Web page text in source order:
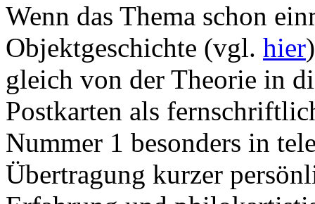
Wenn das Thema schon
Objektgeschichte (vgl. hier
gleich von der Theorie in
Postkarten als
Nummer 1 besonders in
Übertragung kurzer